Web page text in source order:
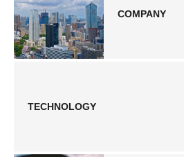
COMPANY
TECHNOLOGY